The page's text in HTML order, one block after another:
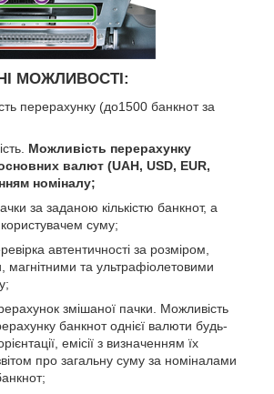
МОЖЛИВОСТІ:
перерахунку (до1500 банкнот за
Можливість перерахунку
валют (UAH, USD, EUR,
номіналу;
за заданою кількістю банкнот, а
суму;
автентичності за розміром,
магнітними та ультрафіолетовими
змішаної пачки. Можливість
банкнот однієї валюти будь-
емісії з визначенням їх
про загальну суму за номіналами